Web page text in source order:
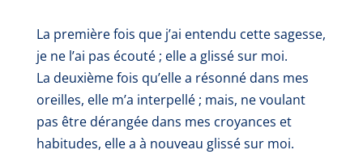
La première fois que j’ai entendu cette sagesse,
je ne l’ai pas écouté ; elle a glissé sur moi.
La deuxième fois qu’elle a résonné dans mes
oreilles, elle m’a interpellé ; mais, ne voulant
pas être dérangée dans mes croyances et
habitudes, elle a à nouveau glissé sur moi.